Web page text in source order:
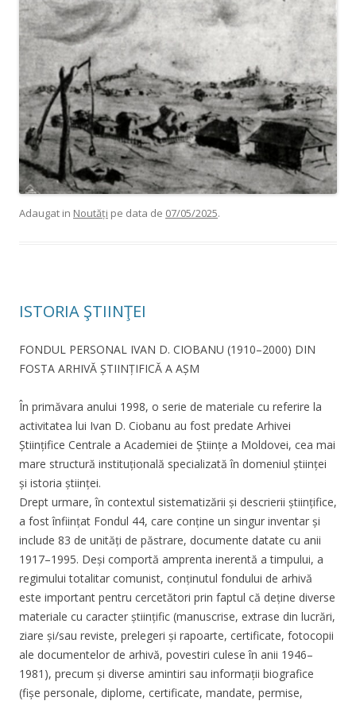
Adaugat in Noutăți pe data de 07/05/2025.
ISTORIA ŞTIINŢEI
FONDUL PERSONAL IVAN D. CIOBANU (1910–2000) DIN
FOSTA ARHIVĂ ȘTIINȚIFICĂ A AȘM
În primăvara anului 1998, o serie de materiale cu referire la
activitatea lui Ivan D. Ciobanu au fost predate Arhivei
Științifice Centrale a Academiei de Științe a Moldovei, cea mai
mare structură instituțională specializată în domeniul științei
și istoria științei.
Drept urmare, în contextul sistematizării și descrierii științifice,
a fost înființat Fondul 44, care conține un singur inventar și
include 83 de unități de păstrare, documente datate cu anii
1917–1995. Deși comportă amprenta inerentă a timpului, a
regimului totalitar comunist, conținutul fondului de arhivă
este important pentru cercetători prin faptul că deține diverse
materiale cu caracter științific (manuscrise, extrase din lucrări,
ziare și/sau reviste, prelegeri și rapoarte, certificate, fotocopii
ale documentelor de arhivă, povestiri culese în anii 1946–
1981), precum și diverse amintiri sau informații biografice
(fișe personale, diplome, certificate, mandate, permise,